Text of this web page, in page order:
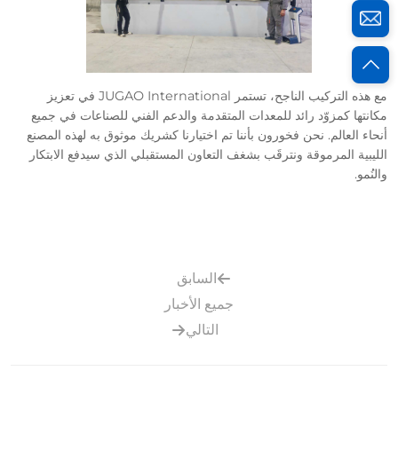
مع هذه التركيب الناجح، تستمر JUGAO International في تعزيز
مكانتها كمزوّد رائد للمعدات المتقدمة والدعم الفني للصناعات في جميع
أنحاء العالم. نحن فخورون بأننا تم اختيارنا كشريك موثوق به لهذه المصنع
الليبية المرموقة ونترقَب بشغف التعاون المستقبلي الذي سيدفع الابتكار
والنُمو.
السابق
جميع الأخبار
التالي